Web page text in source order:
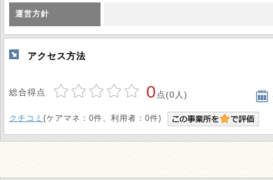
運営方針
アクセス方法
総合得点 0 点(0人)
クチコミ (ケアマネ：0件、利用者：0件)